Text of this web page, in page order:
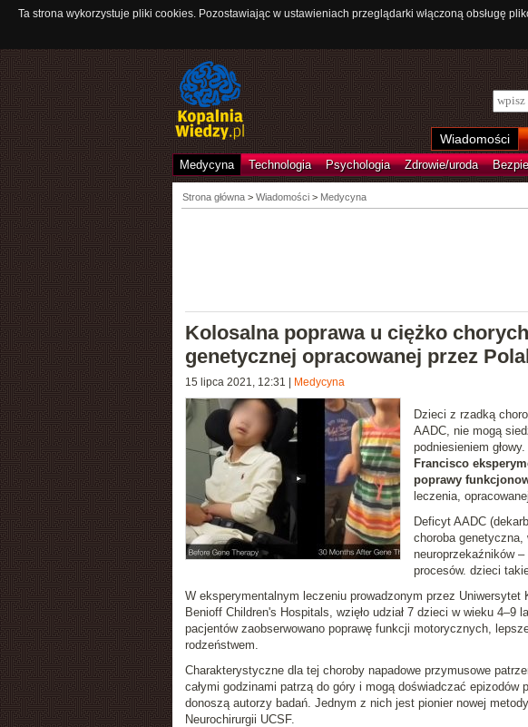
Ta strona wykorzystuje pliki cookies. Pozostawiając w ustawieniach przeglądarki włączoną obsługę
Wiadomości
Medycyna Technologia Psychologia Zdrowie/uroda
Strona główna> Wiadomości > Medycyna
Kolosalna poprawa u ciężko
genetycznej opracowanej przez
15 lipca 2021, 12:31 Medycyna
Dzieci z rzadką
AADC, nie mogą
podniesieniem
Francisco
poprawy
leczenia,
Deficyt AADC
choroba
neuroprzekaźników
procesów. dzieci
W eksperymentalnym leczeniu prowadzonym przez
Benioff Children's Hospitals, wzięło udział 7 dzieci w wieku
pacjentów zaobserwowano poprawę funkcji motorycznych,
rodzeństwem.
Charakterystyczne dla tej choroby napadowe przymusowe
całymi godzinami patrzą do góry i mogą doświadczać epizodów
donoszą autorzy badań. Jednym z nich jest pionier nowej
Neurochirurgii UCSF.